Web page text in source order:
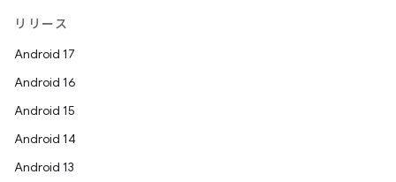
リリース
Android 17
Android 16
Android 15
Android 14
Android 13